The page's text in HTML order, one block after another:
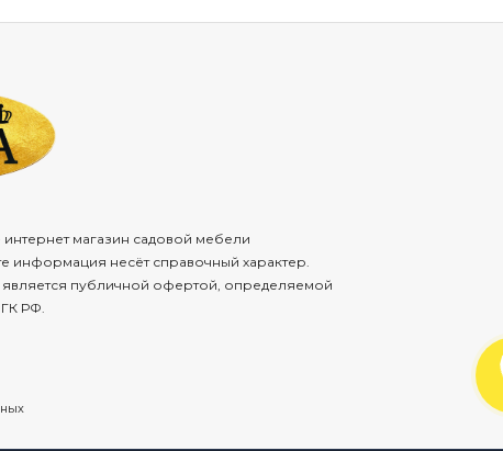
магазин садовой мебели
информация несёт справочный характер.
публичной офертой, определяемой
РФ.